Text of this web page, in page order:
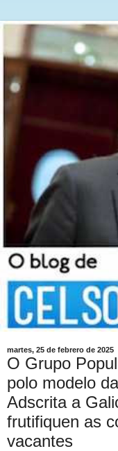
martes, 25 de febrero de 2025
O Grupo
polo modelo
Adscrita a
frutifiquen as
vacantes